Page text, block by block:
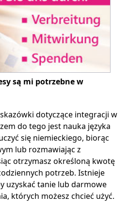
są mi potrzebne w
dotyczące integracji w
do tego jest nauka języka
się niemieckiego, biorąc
lub rozmawiając z
otrzymasz określoną kwotę
potrzeb. Istnieje
uzyskać tanie lub darmowe
których możesz chcieć użyć.